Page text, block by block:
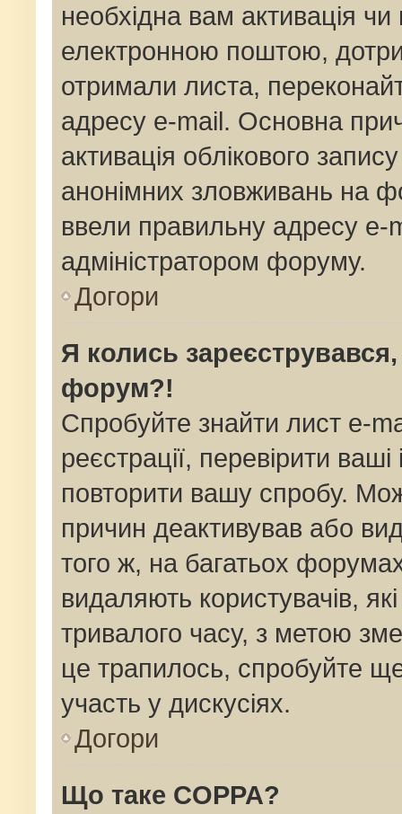
необхідна вам активація
електронною поштою,
отримали листа,
адресу e-mail. Основна
активація облікового
анонімних зловживань на
ввели правильну адресу e-
адміністратором форуму.
Догори
Я колись
форум?!
Спробуйте знайти лист e-
реєстрації, перевірити
повторити вашу спробу.
причин деактивував або
того ж, на багатьох
видаляють користувачів,
тривалого часу, з метою
це трапилось, спробуйте
участь у дискусіях.
Догори
Що таке COPPA?